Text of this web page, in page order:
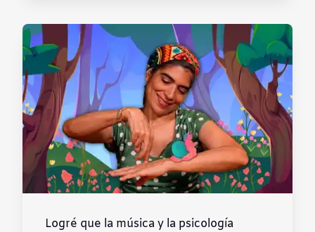
Logré que la música y la psicología